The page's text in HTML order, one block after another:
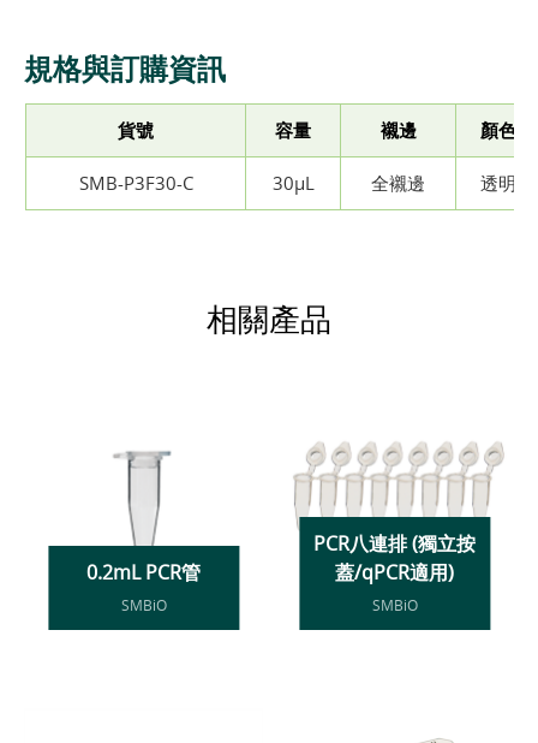
規格與訂購資訊
貨號 容量 襯邊 顏色
SMB-P3F30-C 30µL 全襯邊 透明
相關產品
0.2mL PCR管
SMBiO
PCR八連排 (獨立按
蓋/qPCR適用)
SMBiO